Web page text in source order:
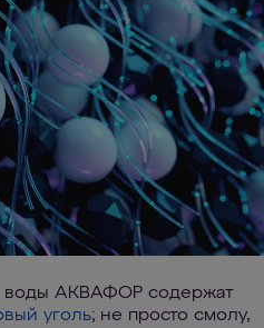
воды АКВАФОР содержат
уголь; не просто смолу,